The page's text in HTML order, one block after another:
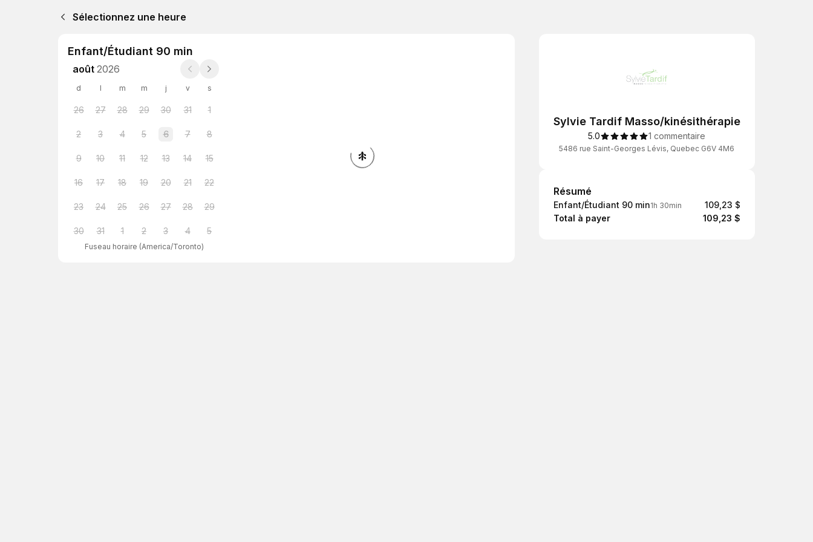
Sélectionnez une heure
Enfant/Étudiant 90 min
août 2026
d l m m j v s
26 27 28 29 30 31 1
2 3 4 5 6 7 8
9 10 11 12 13 14 15
16 17 18 19 20 21 22
23 24 25 26 27 28 29
30 31 1 2 3 4 5
Fuseau horaire (America/Toronto)
Sylvie Tardif Masso/kinésithérapie
5.0 1 commentaire
5486 rue Saint-Georges Lévis, Quebec G6V 4M6
Résumé
Résumé
Enfant/Étudiant 90 min1h 30min
109,23 $
Total à payer
109,23 $